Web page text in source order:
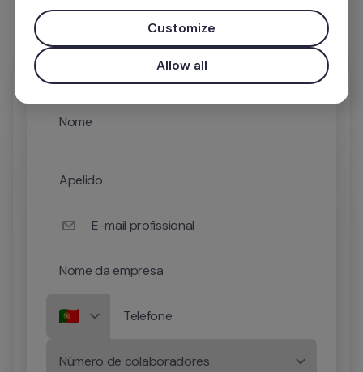
Nome
Apelido
E-mail profissional
Nome da empresa
Telefone
Número de colaboradores
Customize
Allow all